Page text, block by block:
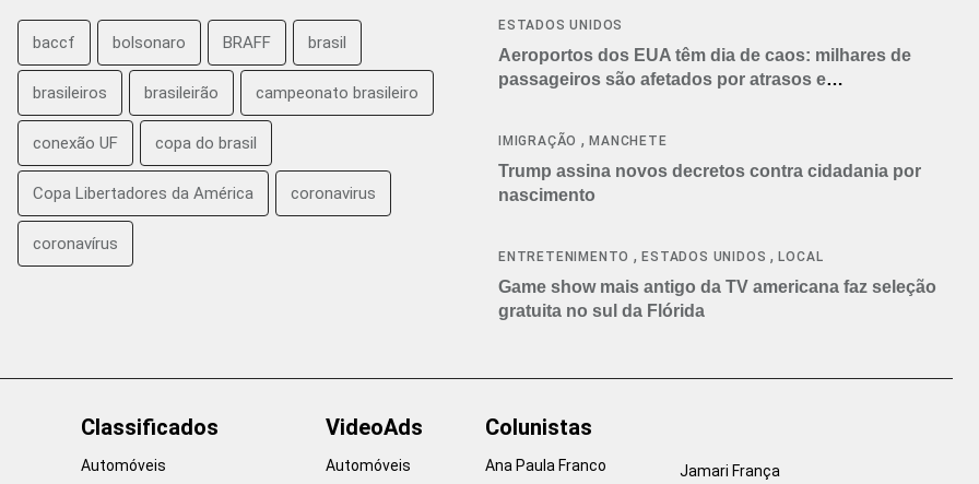
baccf bolsonaro BRAFF brasil
brasileiros brasileirão campeonato brasileiro
conexão UF copa do brasil
Copa Libertadores da América coronavirus
coronavírus
ESTADOS UNIDOS
Aeroportos dos EUA têm dia de caos: milhares de
passageiros são afetados por atrasos e
IMIGRAÇÃO ,MANCHETE
Trump assina novos decretos contra cidadania por
nascimento
ENTRETENIMENTO ,ESTADOS UNIDOS ,LOCAL
Game show mais antigo da TV americana faz seleção
gratuita no sul da Flórida
Classificados
Automóveis
VideoAds
Automóveis
Colunistas
Ana Paula Franco Jamari França